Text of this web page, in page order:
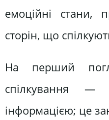
емоційні стани,
сторін, що
На перший
спілкування
інформацією; це